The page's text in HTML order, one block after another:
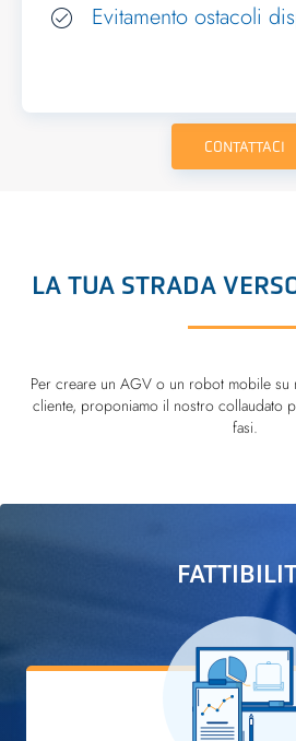
Evitamento ostacoli
CONTATTACI
LA TUA STRADA
Per creare un AGV o un robot mobile su
cliente, proponiamo il nostro collaudato
fasi.